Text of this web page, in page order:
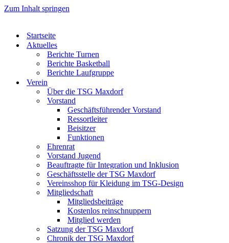
Zum Inhalt springen
Startseite
Aktuelles
Berichte Turnen
Berichte Basketball
Berichte Laufgruppe
Verein
Über die TSG Maxdorf
Vorstand
Geschäftsführender Vorstand
Ressortleiter
Beisitzer
Funktionen
Ehrenrat
Vorstand Jugend
Beauftragte für Integration und Inklusion
Geschäftsstelle der TSG Maxdorf
Vereinsshop für Kleidung im TSG-Design
Mitgliedschaft
Mitgliedsbeiträge
Kostenlos reinschnuppern
Mitglied werden
Satzung der TSG Maxdorf
Chronik der TSG Maxdorf